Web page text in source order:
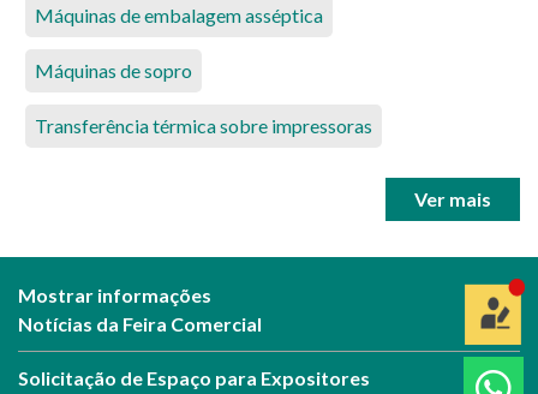
Máquinas de embalagem asséptica
Máquinas de sopro
Transferência térmica sobre impressoras
Ver mais
Mostrar informações
Notícias da Feira Comercial
Solicitação de Espaço para Expositores